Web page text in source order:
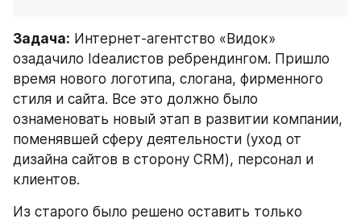
Задача: Интернет-агентство «Видок»
озадачило Ideaлистов ребрендингом. Пришло
время нового логотипа, слогана, фирменного
стиля и сайта. Все это должно было
ознаменовать новый этап в развитии компании,
поменявшей сферу деятельности (уход от
дизайна сайтов в сторону CRM), персонал и
клиентов.
Из старого было решено оставить только